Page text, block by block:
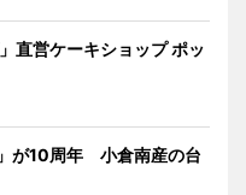
直営ケーキショップ ポッ
が10周年 小倉南産の台